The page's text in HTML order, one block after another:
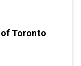
Toronto